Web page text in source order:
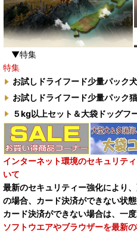
▼特集
特集
お試しドライフード少量パック
お試しドライフード少量パック
５kg以上セット＆大袋ドッグフ
インターネット環境のセキュリテ
いて
最新のセキュリティー強化により
の場合、カード決済ができない状態
カード決済ができない場合は、一
ソフトウエアやブラウザーを最新